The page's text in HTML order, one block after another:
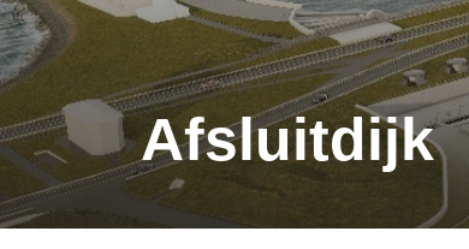
Afsluitdijk